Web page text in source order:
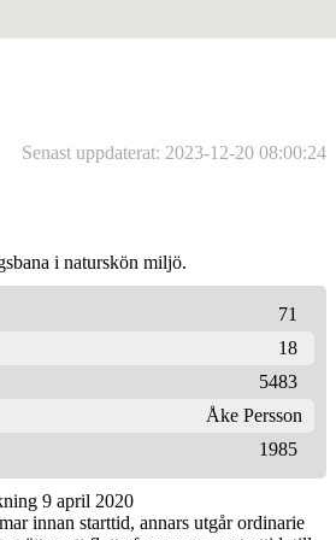
Senast uppdaterat: 2023-12-20 08:00:24
i naturskön miljö.
71
18
5483
Åke Persson
1985
9 april 2020
innan starttid, annars utgår ordinarie